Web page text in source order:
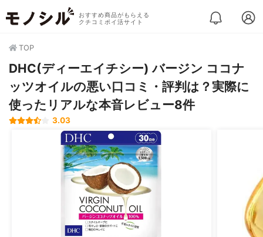
おすすめ商品がもらえる
クチコミポイ活サイト
TOP
DHC(ディーエイチシー) バージン ココナ
ッツオイルの悪い口コミ・評判は？実際に
使ったリアルな本音レビュー8件
3.03